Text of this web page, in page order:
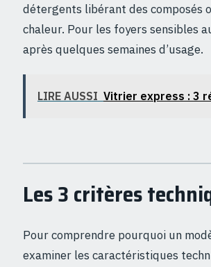
détergents libérant des composés
chaleur. Pour les foyers sensibles
après quelques semaines d’usage.
LIRE AUSSI Vitrier express : 3
Les 3 critères
Pour comprendre pourquoi un
examiner les caractéristiques